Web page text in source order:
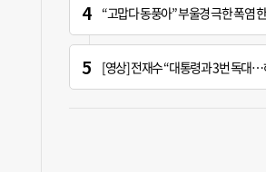
“고맙다 동풍아” 부울경 극한 폭염
[영상] 전재수 “대통령과 3번 독대…해수부 산하기